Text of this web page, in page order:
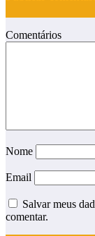
Comentários
Nome
Email
Salvar meus
comentar.